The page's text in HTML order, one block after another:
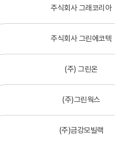
주식회사 그래코리아
주식회사 그린에코텍
(주) 그린온
(주)그린웍스
(주)금강모빌랙